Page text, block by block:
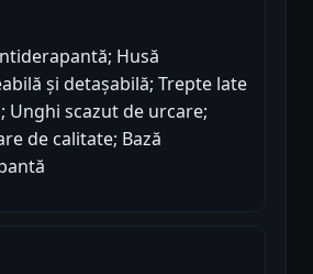
Husă
și detașabilă; Trepte late
Unghi scazut de urcare;
de calitate; Bază